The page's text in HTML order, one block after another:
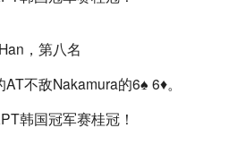
，第八名
不敌Nakamura的6♠ 6♦。